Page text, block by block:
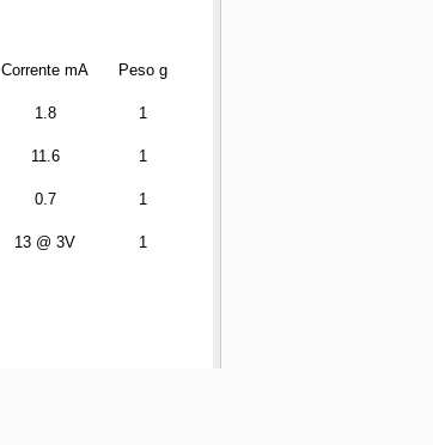
Corrente mA Peso g
1.8 1
11.6 1
0.7 1
13 @ 3V 1